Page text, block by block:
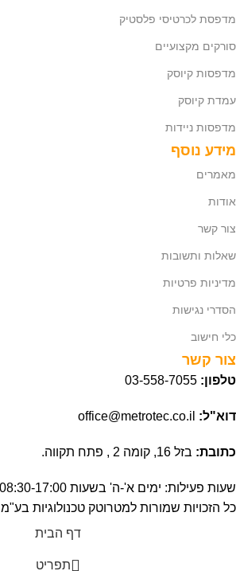
מדפסת לכרטיסי פלסטיק
סורקים מקצועיים
מדפסות קיוסק
עמדת קיוסק
מדפסות ניידות
מידע נוסף
מאמרים
אודות
צור קשר
שאלות ותשובות
מדיניות פרטיות
הסדרי נגישות
כלי חישוב
צור קשר
טלפון: 03-558-7055
דוא"ל:
כתובת: בזל 16, קומה 2 , פתח תקווה.
שעות פעילות: ימים א'-ה' בשעות 08:30-17:00
כל הזכויות שמורות למטרוטק טכנולוגיות בע"מ 2025 ©
דף הבית
תפריט